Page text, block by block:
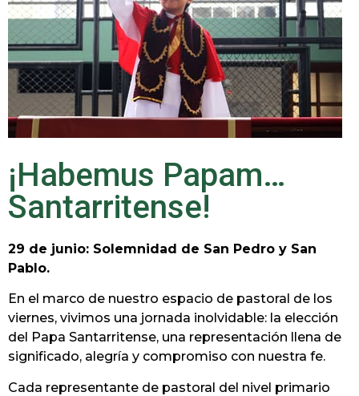
¡Habemus Papam…
Santarritense!
29 de junio: Solemnidad de San Pedro y San
Pablo.
En el marco de nuestro espacio de pastoral de los
viernes, vivimos una jornada inolvidable: la elección
del Papa Santarritense, una representación llena de
significado, alegría y compromiso con nuestra fe.
Cada representante de pastoral del nivel primario